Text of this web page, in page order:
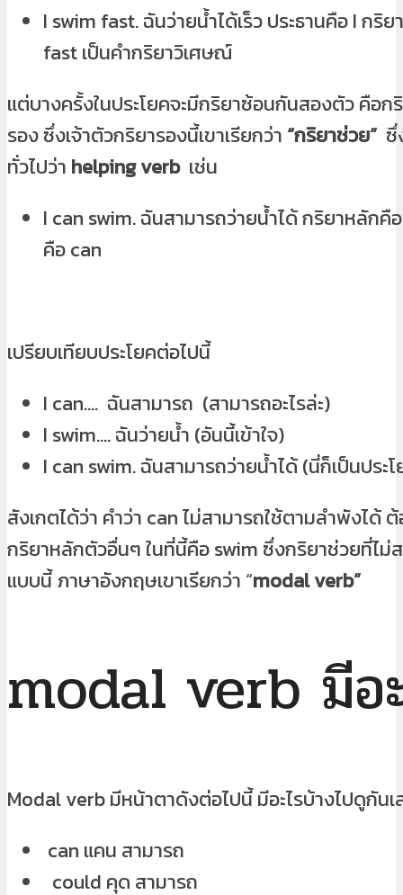
I swim fast. ฉันว่ายน้ำได้เร็ว ประธานคือ I กริ
fast เป็นคำกริยาวิเศษณ์
แต่บางครั้งในประโยคจะมีกริยาซ้อนกันสองตัว คือก
รอง ซึ่งเจ้าตัวกริยารองนี้เขาเรียกว่า “กริยาช่วย”ซึ่
ทั่วไปว่า helping verb เช่น
I can swim. ฉันสามารถว่ายน้ำได้ กริยาหลักคื
คือ can
เปรียบเทียบประโยคต่อไปนี้
I can…. ฉันสามารถ (สามารถอะไรล่ะ)
I swim…. ฉันว่ายน้ำ (อันนี้เข้าใจ)
I can swim. ฉันสามารถว่ายน้ำได้ (นี่ก็เป็นประ
สังเกตได้ว่า คำว่า can ไม่สามารถใช้ตามลำพังได้
กริยาหลักตัวอื่นๆ ในที่นี้คือ swim ซึ่งกริยาช่วยที่ไม่
แบบนี้ ภาษาอังกฤษเขาเรียกว่า “modal verb”
modal verb มีอ
Modal verb มีหน้าตาดังต่อไปนี้ มีอะไรบ้างไปดูกันเ
can แคน สามารถ
could คุด สามารถ